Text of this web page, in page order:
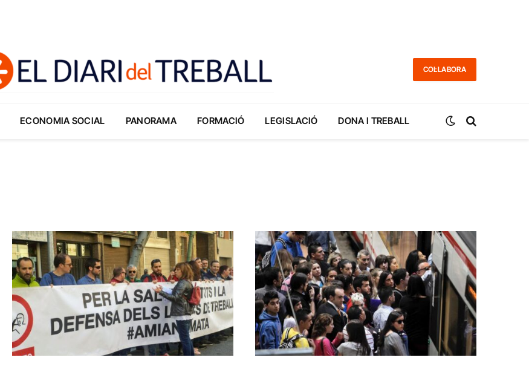
COL·LABORA
ECONOMIA SOCIAL PANORAMA FORMACIÓ LEGISLACIÓ DONA I TREBALL